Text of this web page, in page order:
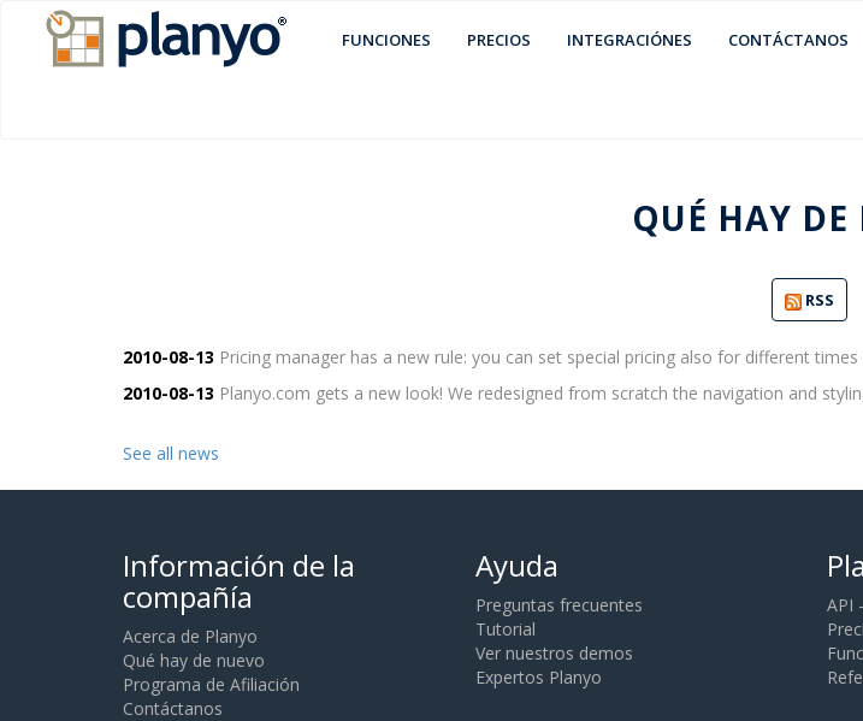
FUNCIONES PRECIOS INTEGRACIÓNES CONTÁCTANOS
QUÉ HAY DE
RSS
2010-08-13 Pricing manager has a new rule: you can set special pricing also for different
2010-08-13 Planyo.com gets a new look! We redesigned from scratch the navigation and
See all news
Información de la
compañía
Acerca de Planyo
Qué hay de nuevo
Programa de Afiliación
Contáctanos
Ayuda
Preguntas frecuentes
Tutorial
Ver nuestros demos
Expertos Planyo
API